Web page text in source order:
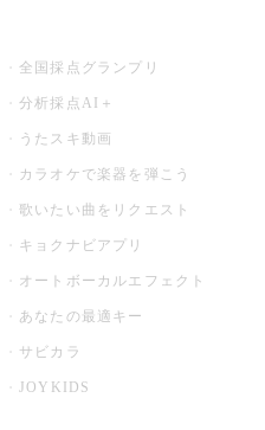
全国採点グランプリ
分析採点AI＋
うたスキ動画
カラオケで楽器を弾こう
歌いたい曲をリクエスト
キョクナビアプリ
オートボーカルエフェクト
あなたの最適キー
サビカラ
JOYKIDS